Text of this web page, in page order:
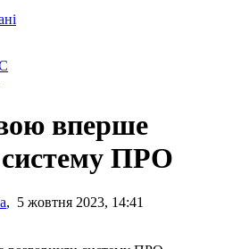
вперше
систему ПРО
, 5 жовтня 2023, 14:41